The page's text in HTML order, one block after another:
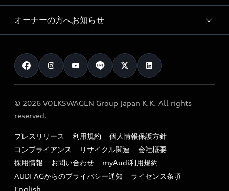
車両比較
カタログ一覧
Audi collection
アウディナビアプリ
サービスプログラム
メンテナンス
車検 / 定期点検
e-tronアフターサポート
myAudi
Audi認定中古車
クオリティ
保証
メンテナンス
ファイナンス
キャンペーン / イベント
買取査定
オーナーの方へお知らせ
お知らせ
オーナー様向けキャンペーン
特定整備適用車一覧
リサイクル法
よくある質問（FAQ）
© 2026 VOLKSWAGEN Group Japan K.K. All rights
reserved.
プレスリリース 利用規約
個人情報保護方針
コンプライアンス
リサイクル関連
会社概要
採用情報
お問い合わせ
myAudi利用規約
AUDI AGからのプライバシー通知
ライセンス条項
English